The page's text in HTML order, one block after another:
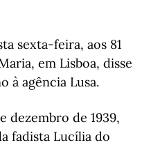
sexta-feira, aos 81
em Lisboa, disse
à agência Lusa.
dezembro de 1939,
fadista Lucília do